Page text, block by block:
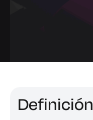
Definición